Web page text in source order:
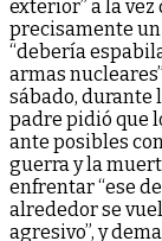
exterior” a la vez
precisamente un
“debería
armas
sábado, durante
padre pidió que
ante posibles
guerra y la
enfrentar “ese
alrededor se
agresivo”, y